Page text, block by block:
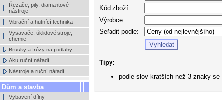
Řezače, pily, diamantové
nástroje
Vibrační a hutnící technika
Vysavače, úklidové stroje,
chemie
Brusky a frézy na podlahy
Aku ruční nářadí
Nástroje a ruční nářadí
Dům a stavba
Vybavení dílny
Kód zboží:
Výrobce:
Seřadit podle:
Tipy:
podle slov kratších než 3 znaky se